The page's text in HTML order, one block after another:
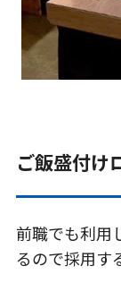
ご飯盛付け
前職でも利用
るので採用す